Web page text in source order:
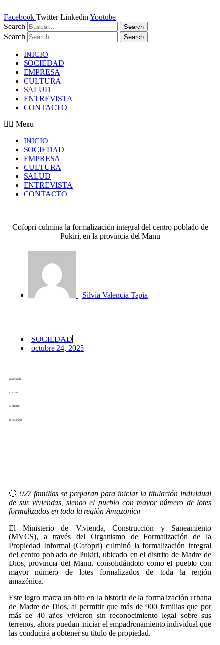
al
contenido
Facebook Twitter Linkedin Youtube
Search
Search
Search Search
INICIO
SOCIEDAD
EMPRESA
CULTURA
SALUD
ENTREVISTA
CONTACTO
Menu
INICIO
SOCIEDAD
EMPRESA
CULTURA
SALUD
ENTREVISTA
CONTACTO
Cofopri culmina la formalización integral del centro poblado de
Pukiri, en la provincia del Manu
Silvia Valencia Tapia
SOCIEDAD
octubre 24, 2025
Facebook
Twitter
LinkedIn
WhatsApp
🔵 927 familias se preparan para iniciar la titulación individual
de sus viviendas, siendo el pueblo con mayor número de lotes
formalizados en toda la región Amazónica
El Ministerio de Vivienda, Construcción y Saneamiento
(MVCS), a través del Organismo de Formalización de la
Propiedad Informal (Cofopri) culminó la formalización integral
del centro poblado de Pukiri, ubicado en el distrito de Madre de
Dios, provincia del Manu, consolidándolo como el pueblo con
mayor número de lotes formalizados de toda la región
amazónica.
Este logro marca un hito en la historia de la formalización urbana
de Madre de Dios, al permitir que más de 900 familias que por
más de 40 años vivieron sin reconocimiento legal sobre sus
terrenos, ahora puedan iniciar el empadronamiento individual que
las conducirá a obtener su título de propiedad.